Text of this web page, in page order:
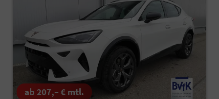
ab 207,– € mtl.